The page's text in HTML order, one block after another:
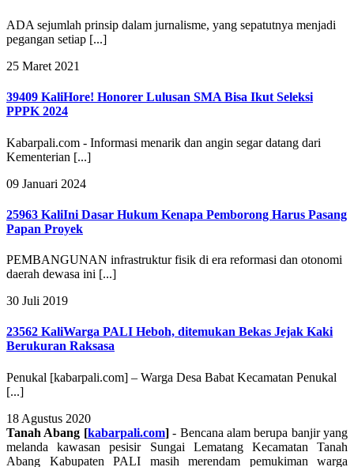
ADA sejumlah prinsip dalam jurnalisme, yang sepatutnya menjadi
pegangan setiap [...]
25 Maret 2021
39409 KaliHore! Honorer Lulusan SMA Bisa Ikut Seleksi
PPPK 2024
Kabarpali.com - Informasi menarik dan angin segar datang dari
Kementerian [...]
09 Januari 2024
25963 KaliIni Dasar Hukum Kenapa Pemborong Harus Pasang
Papan Proyek
PEMBANGUNAN infrastruktur fisik di era reformasi dan otonomi
daerah dewasa ini [...]
30 Juli 2019
23562 KaliWarga PALI Heboh, ditemukan Bekas Jejak Kaki
Berukuran Raksasa
Penukal [kabarpali.com] – Warga Desa Babat Kecamatan Penukal
[...]
18 Agustus 2020
Tanah Abang [kabarpali.com]- Bencana alam berupa banjir yang
melanda kawasan pesisir Sungai Lematang Kecamatan Tanah
Abang Kabupaten PALI masih merendam pemukiman warga